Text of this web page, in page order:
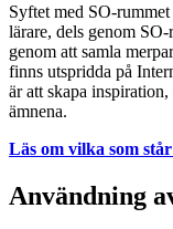
Syftet med SO-
lärare, dels genom
genom att samla
finns utspridda på
är att skapa
ämnena.
Läs om vilka som
Användning